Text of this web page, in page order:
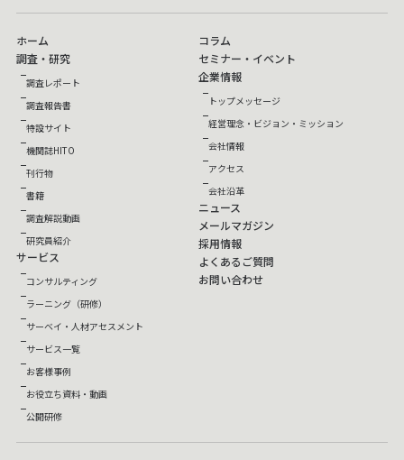
ホーム
調査・研究
調査レポート
調査報告書
特設サイト
機関誌HITO
刊行物
書籍
調査解説動画
研究員紹介
サービス
コンサルティング
ラーニング（研修）
サーベイ・人材アセスメント
サービス一覧
お客様事例
お役立ち資料・動画
公開研修
コラム
セミナー・イベント
企業情報
トップメッセージ
経営理念・ビジョン・ミッション
会社情報
アクセス
会社沿革
ニュース
メールマガジン
採用情報
よくあるご質問
お問い合わせ